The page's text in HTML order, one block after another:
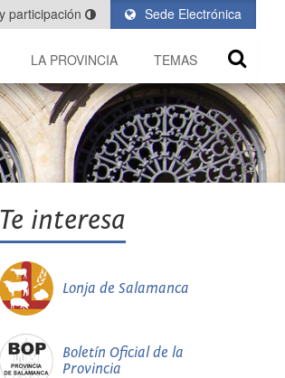
Sede Electrónica
participación
LA PROVINCIA TEMAS
Te interesa
Lonja de Salamanca
Boletín Oficial de la
Provincia